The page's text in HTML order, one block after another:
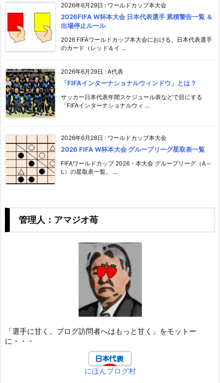
2026年6月29日 : ワールドカップ本大会
2026FIFA W杯本大会 日本代表選手 累積警告一覧 ＆
出場停止ルール
2026 FIFAワールドカップ本大会における、日本代表選手
のカード（レッド＆イ ...
2026年6月29日 : A代表
「FIFAインターナショナルウィンドウ」とは？
サッカー日本代表年間スケジュール表などで目にする
「FIFAインターナショナルウィ ...
2026年6月28日 : ワールドカップ本大会
2026 FIFA W杯本大会 グループリーグ星取表一覧
FIFAワールドカップ 2026・本大会 グループリーグ（A～
L）の星取表一覧。 ...
管理人：アマジオ苺
「選手に甘く、ブログ訪問者へはもっと甘く」をモットー
に・・・
にほんブログ村